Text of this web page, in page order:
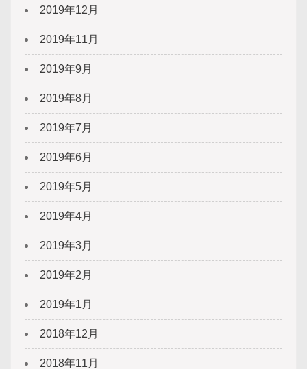
2019年12月
2019年11月
2019年9月
2019年8月
2019年7月
2019年6月
2019年5月
2019年4月
2019年3月
2019年2月
2019年1月
2018年12月
2018年11月